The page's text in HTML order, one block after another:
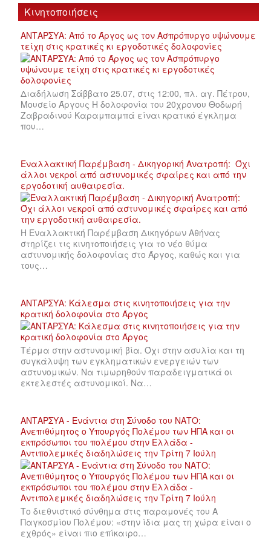
Κινητοποιήσεις
ΑΝΤΑΡΣΥΑ: Από το Άργος ως τον Ασπρόπυργο υψώνουμε
τείχη στις κρατικές κι εργοδοτικές δολοφονίες
Διαδήλωση Σάββατο 25.07, στις 12:00, πλ. αγ. Πέτρου,
Μουσείο Άργους Η δολοφονία του 20χρονου Θοδωρή
Ζαβραδινού Καραμπαμπά είναι κρατικό έγκλημα
που…
Εναλλακτική Παρέμβαση - Δικηγορική Ανατροπή: Όχι
άλλοι νεκροί από αστυνομικές σφαίρες και από την
εργοδοτική αυθαιρεσία.
Η Εναλλακτική Παρέμβαση Δικηγόρων Αθήνας
στηρίζει τις κινητοποιήσεις για το νέο θύμα
αστυνομικής δολοφονίας στο Άργος, καθώς και για
τους…
ΑΝΤΑΡΣΥΑ: Κάλεσμα στις κινητοποιήσεις για την
κρατική δολοφονία στο Άργος
Τέρμα στην αστυνομική βία. Όχι στην ασυλία και τη
συγκάλυψη των εγκληματικών ενεργειών των
αστυνομικών. Να τιμωρηθούν παραδειγματικά οι
εκτελεστές αστυνομικοί. Να…
ΑΝΤΑΡΣΥΑ - Ενάντια στη Σύνοδο του ΝΑΤΟ:
Ανεπιθύμητος ο Υπουργός Πολέμου των ΗΠΑ και οι
εκπρόσωποι του πολέμου στην Ελλάδα -
Αντιπολεμικές διαδηλώσεις την Τρίτη 7 Ιούλη
Το διεθνιστικό σύνθημα στις παραμονές του Α
Παγκοσμίου Πολέμου: «στην ίδια μας τη χώρα είναι ο
εχθρός» είναι πιο επίκαιρο…